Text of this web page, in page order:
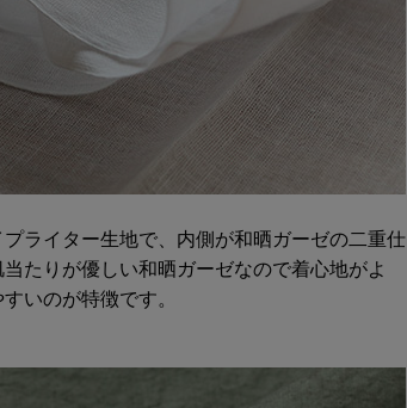
ライター生地で、内側が和晒ガーゼの二重仕
たりが優しい和晒ガーゼなので着心地がよ
いのが特徴です。